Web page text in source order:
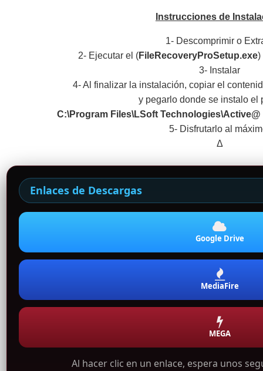
Instrucciones de
1- Descomprimir o
2- Ejecutar el (FileRecoveryProSetup.exe)
3- Instalar
4- Al finalizar la instalación, copiar el
y pegarlo donde se instalo el
C:\Program Files\LSoft
5- Disfrutarlo al
Δ
Enlaces de Descargas
Google Drive
MediaFire
MEGA
Al hacer clic en un enlace, espera unos